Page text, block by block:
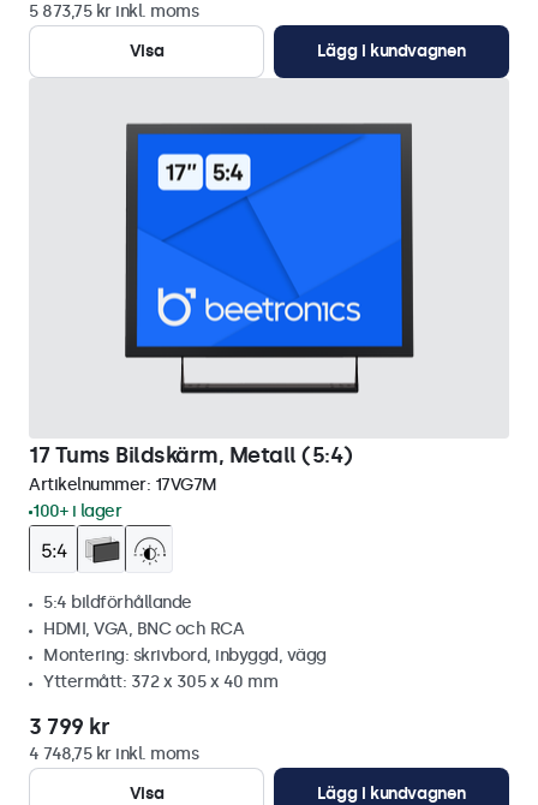
5 873,75 kr inkl. moms
Visa
Lägg i kundvagnen
17 Tums Bildskärm, Metall (5:4)
Artikelnummer: 17VG7M
100+ i lager
5:4 bildförhållande
HDMI, VGA, BNC och RCA
Montering: skrivbord, inbyggd, vägg
Yttermått: 372 x 305 x 40 mm
3 799 kr
4 748,75 kr inkl. moms
Visa
Lägg i kundvagnen